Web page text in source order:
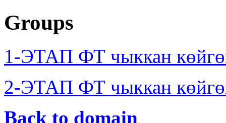
Groups
1-ЭТАП ФТ чыккан
2-ЭТАП ФТ чыккан
Back to domain